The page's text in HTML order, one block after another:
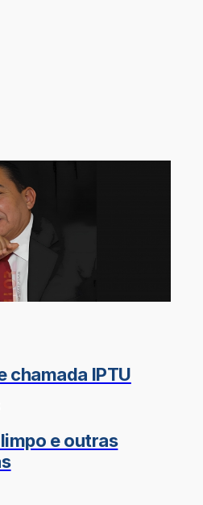
chamada IPTU
e outras